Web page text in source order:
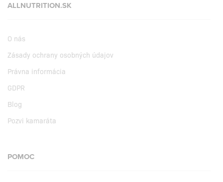
ALLNUTRITION.SK
O nás
Zásady ochrany osobných údajov
Právna informácia
GDPR
Blog
Pozvi kamaráta
POMOC